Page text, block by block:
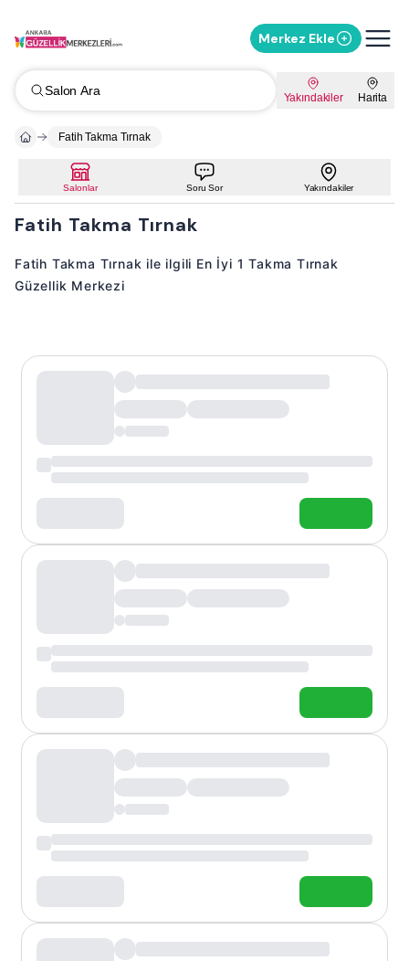
Merkez Ekle
Salon Ara Yakındakiler Harita
Fatih Takma Tırnak
Salonlar Soru Sor Yakındakiler
Fatih Takma Tırnak
Fatih Takma Tırnak ile ilgili En İyi 1 Takma Tırnak
Güzellik Merkezi